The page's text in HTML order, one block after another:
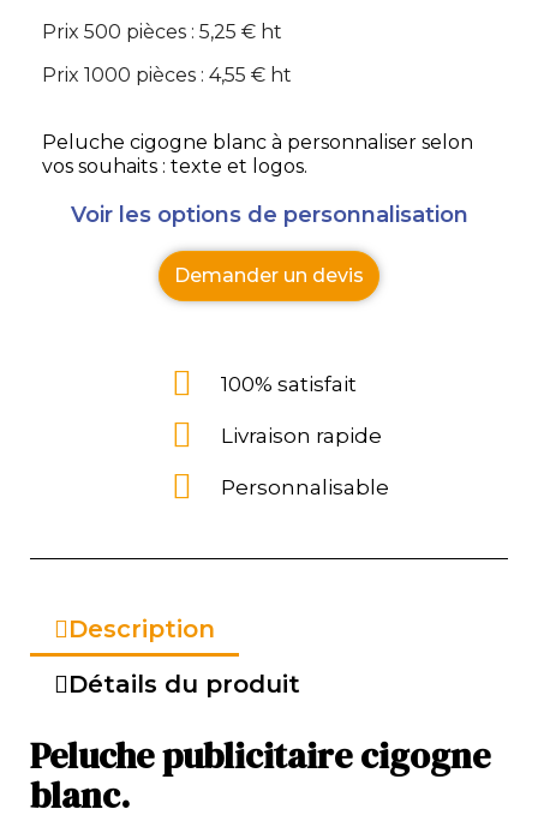
Prix 500 pièces : 5,25 € ht
Prix 1000 pièces : 4,55 € ht
Peluche cigogne blanc à personnaliser selon
vos souhaits : texte et logos.
Voir les options de personnalisation
Demander un devis
100% satisfait
Livraison rapide
Personnalisable
Description
Détails du produit
Peluche publicitaire cigogne
blanc.